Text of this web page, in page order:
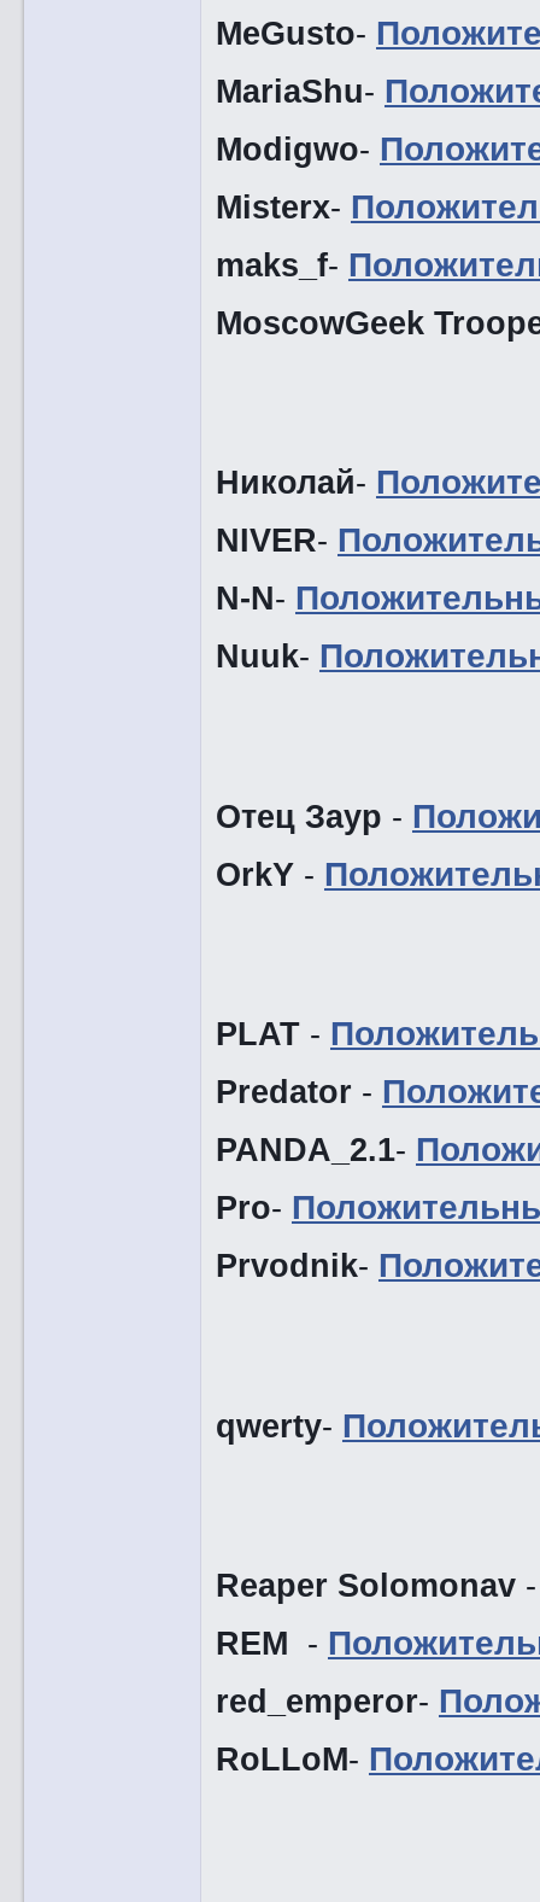
MeGusto-
MariaShu-
Modigwo-
Misterx-
maks_f-
MoscowGeek
Николай-
NIVER-
N-N-
Nuuk-
Отец Заур -
OrkY -
PLAT-
Predator -
PANDA_2.1-
Pro-
Prvodnik-
qwerty-
Reaper Solomonav
REM -
red_emperor-
RoLLoM-